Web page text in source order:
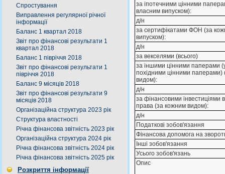
Спростування
Виправлення регулярної річної
інформації
Баланс 1 квартал 2018
Звіт про фінансові результати 1
квартал 2018
Баланс 1 півріччя 2018
Звіт про фінансові результати 1
півріччя 2018
Баланс 9 місяців 2018
Звіт про фінансові результати 9
місяців 2018
Організаційна структура 2023 рік
Структура властності
Річна фінансова звітність 2023 рік
Організаційна структура 2024 рік
Річна фінансова звітність 2024 рік
Річна фінансова звітність 2025 рік
Розкриття інформації
за іпотечними цінними
власним випуском):
д/н
за сертифікатами ФОН (за
випуском):
д/н
за векселями (всього)
за іншими цінними паперами
похідними цінними паперами)
видом):
д/н
за фінансовими інвестиціями
права (за кожним видом):
д/н
Податкові зобов'язання
Фінансова допомога на
Інші зобов'язання
Усього зобов'язань
Опис